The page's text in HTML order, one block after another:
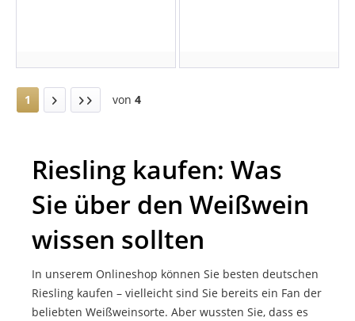
1 von 4
Riesling kaufen: Was
Sie über den Weißwein
wissen sollten
In unserem Onlineshop können Sie besten deutschen
Riesling kaufen – vielleicht sind Sie bereits ein Fan der
beliebten Weißweinsorte. Aber wussten Sie, dass es